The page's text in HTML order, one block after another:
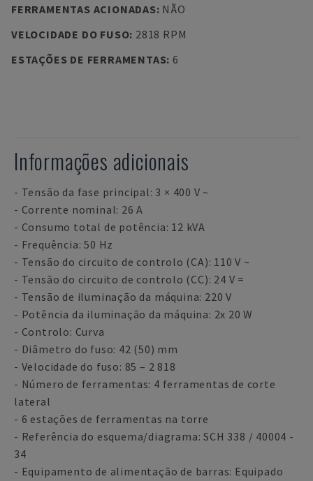
FERRAMENTAS ACIONADAS: NÃO
VELOCIDADE DO FUSO: 2818 RPM
ESTAÇÕES DE FERRAMENTAS: 6
Informações adicionais
- Tensão da fase principal: 3 × 400 V ~
- Corrente nominal: 26 A
- Consumo total de potência: 12 kVA
- Frequência: 50 Hz
- Tensão do circuito de controlo (CA): 110 V ~
- Tensão do circuito de controlo (CC): 24 V =
- Tensão de iluminação da máquina: 220 V
- Potência da iluminação da máquina: 2x 20 W
- Controlo: Curva
- Diâmetro do fuso: 42 (50) mm
- Velocidade do fuso: 85 – 2 818
- Número de ferramentas: 4 ferramentas de corte
lateral
- 6 estações de ferramentas na torre
- Referência do esquema/diagrama: SCH 338 / 40004 -
34
- Equipamento de alimentação de barras: Equipado